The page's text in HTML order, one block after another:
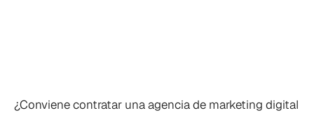
¿Conviene contratar una agencia de marketing digital